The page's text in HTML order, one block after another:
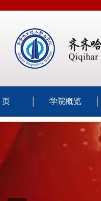
页 学院概览